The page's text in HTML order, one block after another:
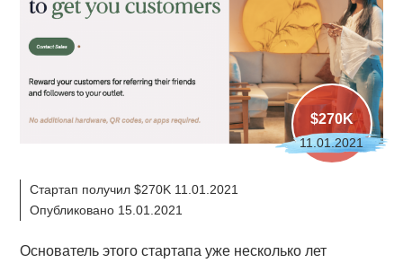
$270K
11.01.2021
Стартап получил $270K 11.01.2021
Опубликовано 15.01.2021
Основатель этого стартапа уже несколько лет